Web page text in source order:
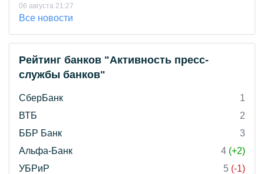
06 августа 21:27
Все новости
Рейтинг банков "Активность пресс-
службы банков"
СберБанк
1
ВТБ
2
ББР Банк
3
Альфа-Банк
4 (+2)
УБРиР
5 (-1)